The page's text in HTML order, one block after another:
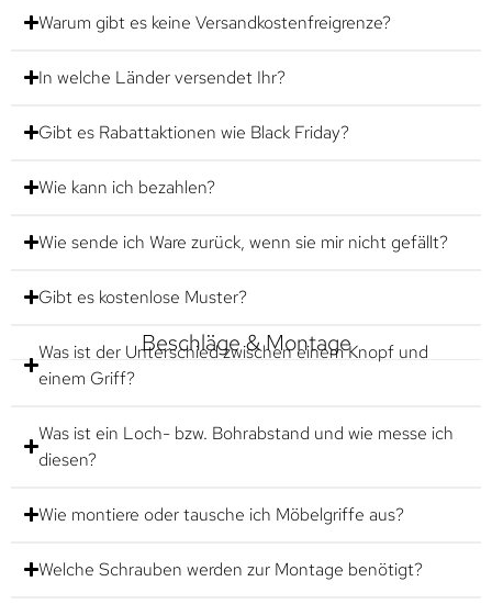
Warum gibt es keine Versandkostenfreigrenze?
In welche Länder versendet Ihr?
Gibt es Rabattaktionen wie Black Friday?
Wie kann ich bezahlen?
Wie sende ich Ware zurück, wenn sie mir nicht gefällt?
Gibt es kostenlose Muster?
Beschläge & Montage
Was ist der Unterschied zwischen einem Knopf und
einem Griff?
Was ist ein Loch- bzw. Bohrabstand und wie messe ich
diesen?
Wie montiere oder tausche ich Möbelgriffe aus?
Welche Schrauben werden zur Montage benötigt?